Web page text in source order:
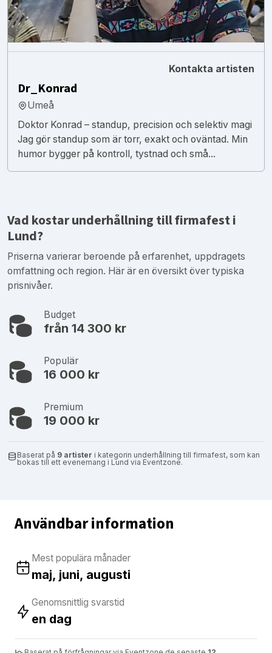
Kontakta artisten
Dr_Konrad
Umeå
Doktor Konrad – standup, precision och selektiv magi
Jag gör standup som är torr, exakt och oväntad. Min
humor bygger på kontroll, tystnad och små...
Vad kostar underhållning till firmafest i
Lund?
Priserna varierar beroende på erfarenhet, uppdragets
omfattning och region. Här är en översikt över typiska
prisnivåer.
Budget
från 14 300 kr
Populär
16 000 kr
Premium
19 000 kr
Baserat på 9 artister i kategorin underhållning till firmafest, som kan
bokas till ett evenemang i Lund via Eventzone.
Användbar information
Mest populära månader
maj, juni, augusti
Genomsnittlig svarstid
en dag